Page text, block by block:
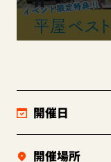
開催日
開催場所